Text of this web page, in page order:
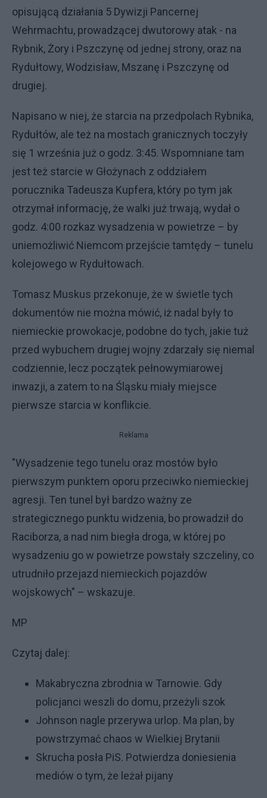
opisującą działania 5 Dywizji Pancernej
Wehrmachtu, prowadzącej dwutorowy atak - na
Rybnik, Żory i Pszczynę od jednej strony, oraz na
Rydułtowy, Wodzisław, Mszanę i Pszczynę od
drugiej.
Napisano w niej, że starcia na przedpolach Rybnika,
Rydułtów, ale też na mostach granicznych toczyły
się 1 września już o godz. 3:45. Wspomniane tam
jest też starcie w Głożynach z oddziałem
porucznika Tadeusza Kupfera, który po tym jak
otrzymał informację, że walki już trwają, wydał o
godz. 4:00 rozkaz wysadzenia w powietrze – by
uniemożliwić Niemcom przejście tamtędy – tunelu
kolejowego w Rydułtowach.
Tomasz Muskus przekonuje, że w świetle tych
dokumentów nie można mówić, iż nadal były to
niemieckie prowokacje, podobne do tych, jakie tuż
przed wybuchem drugiej wojny zdarzały się niemal
codziennie, lecz początek pełnowymiarowej
inwazji, a zatem to na Śląsku miały miejsce
pierwsze starcia w konflikcie.
Reklama
"Wysadzenie tego tunelu oraz mostów było
pierwszym punktem oporu przeciwko niemieckiej
agresji. Ten tunel był bardzo ważny ze
strategicznego punktu widzenia, bo prowadził do
Raciborza, a nad nim biegła droga, w której po
wysadzeniu go w powietrze powstały szczeliny, co
utrudniło przejazd niemieckich pojazdów
wojskowych" – wskazuje.
MP
Czytaj dalej:
Makabryczna zbrodnia w Tarnowie. Gdy
policjanci weszli do domu, przeżyli szok
Johnson nagle przerywa urlop. Ma plan, by
powstrzymać chaos w Wielkiej Brytanii
Skrucha posła PiS. Potwierdza doniesienia
mediów o tym, że leżał pijany